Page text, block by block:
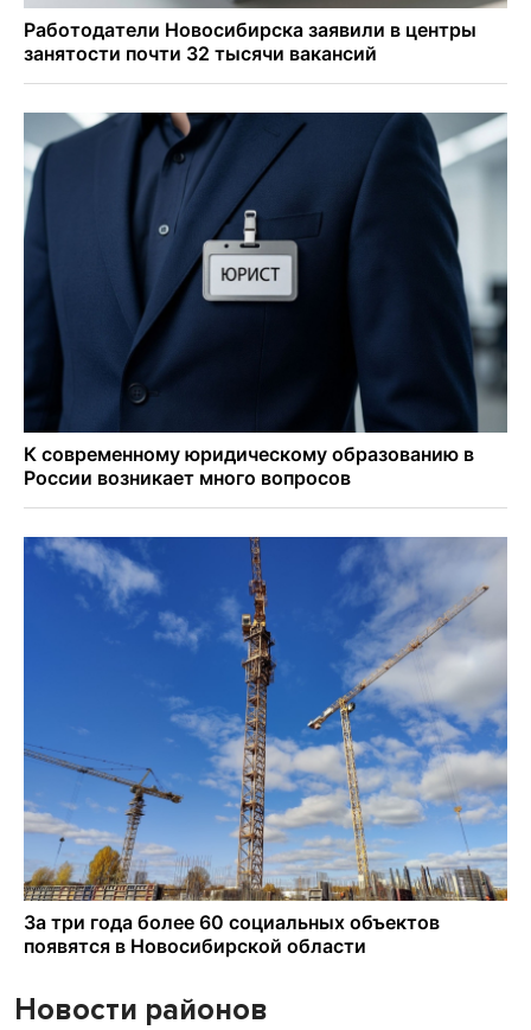
Новости районов